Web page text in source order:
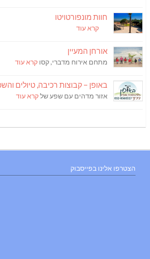
חוות מונפורטויטו
קרא עוד
אורחן המעיין
מתחם אירוח מדברי, קסו קרא עוד
באופן – קבוצות רכיבה, טיולים
אזור מדהים עם שפע שלקרא עוד
הצטרפו אלינו בפייסבוק